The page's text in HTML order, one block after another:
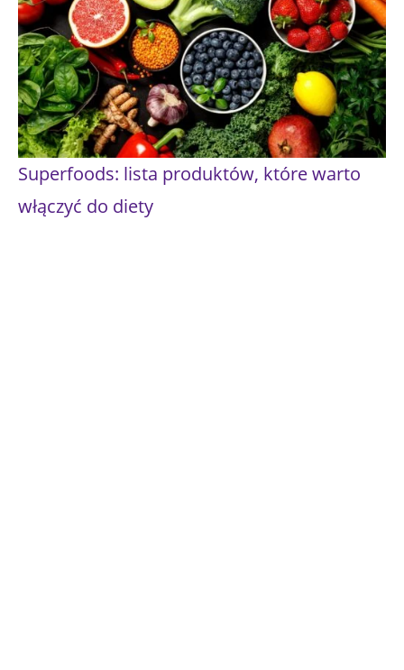
Superfoods: lista produktów, które warto
włączyć do diety